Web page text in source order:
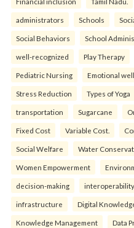
administrators Schools
Social Behaviors School
well-recognized Play Therapy
Pediatric Nursing Emotional
Stress Reduction Types of Yoga
transportation Sugarcane
Fixed Cost Variable Cost.
Social Welfare Water
Women Empowerment
decision-making interoperability
infrastructure Digital
Knowledge Management Data